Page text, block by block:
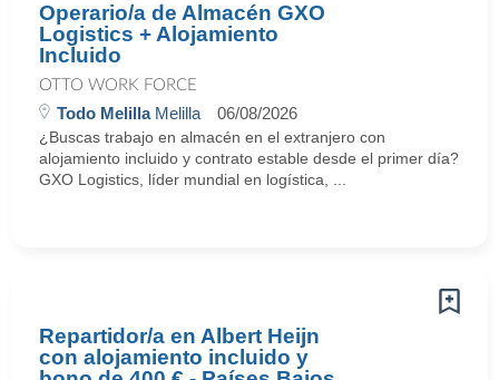
Operario/a de Almacén GXO
Logistics + Alojamiento
Incluido
OTTO WORK FORCE
Todo MelillaMelilla 06/08/2026
¿Buscas trabajo en almacén en el extranjero con
alojamiento incluido y contrato estable desde el primer día?
GXO Logistics, líder mundial en logística, ...
Repartidor/a en Albert Heijn
con alojamiento incluido y